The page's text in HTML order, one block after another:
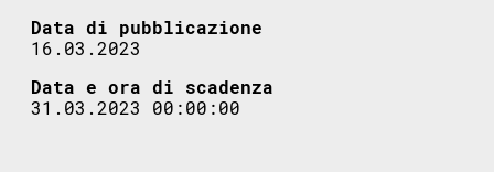
Data di pubblicazione
16.03.2023
Data e ora di scadenza
31.03.2023 00:00:00